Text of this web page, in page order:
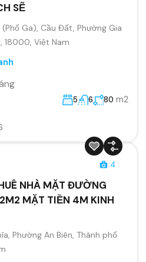
SẼ
Ga), Cầu Đất, Phường Gia
18000, Việt Nam
5 6 80 m2
4
NHÀ MẶT ĐƯỜNG
MẶT TIỀN 4M KINH
Phường An Biên, Thành phố